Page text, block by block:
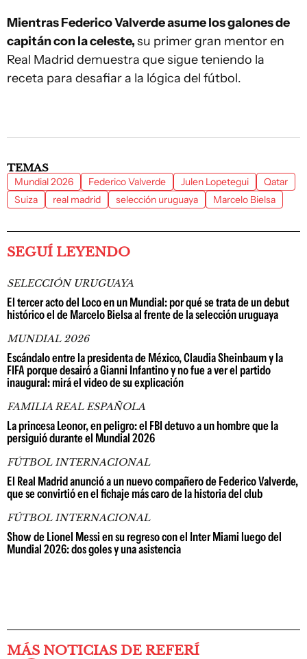
Mientras Federico Valverde asume los galones de
capitán con la celeste,su primer gran mentor en
Real Madrid demuestra que sigue teniendo la
receta para desafiar a la lógica del fútbol.
TEMAS
Mundial 2026 Federico Valverde Julen Lopetegui
Qatar
Suiza
real madrid selección uruguaya Marcelo Bielsa
SEGUÍ LEYENDO
SELECCIÓN URUGUAYA
El tercer acto del Loco en un Mundial: por qué se trata de un debut
histórico el de Marcelo Bielsa al frente de la selección uruguaya
MUNDIAL 2026
Escándalo entre la presidenta de México, Claudia Sheinbaum y la
FIFA porque desairó a Gianni Infantino y no fue a ver el partido
inaugural: mirá el video de su explicación
FAMILIA REAL ESPAÑOLA
La princesa Leonor, en peligro: el FBI detuvo a un hombre que la
persiguió durante el Mundial 2026
FÚTBOL INTERNACIONAL
El Real Madrid anunció a un nuevo compañero de Federico Valverde,
que se convirtió en el fichaje más caro de la historia del club
FÚTBOL INTERNACIONAL
Show de Lionel Messi en su regreso con el Inter Miami luego del
Mundial 2026: dos goles y una asistencia
MÁS NOTICIAS DE REFERÍ